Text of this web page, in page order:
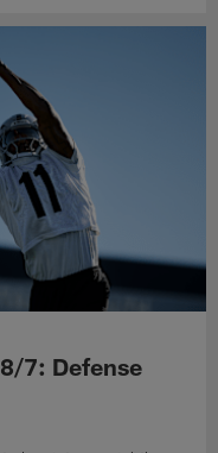
7: Defense